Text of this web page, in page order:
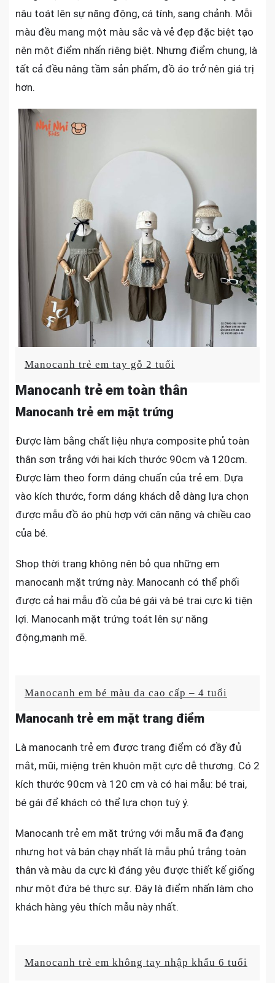
nâu toát lên sự năng động, cá tính, sang chảnh. Mỗi
màu đều mang một màu sắc và vẻ đẹp đặc biệt tạo
nên một điểm nhấn riêng biệt. Nhưng điểm chung, là
tất cả đều nâng tầm sản phẩm, đồ áo trở nên giá trị
hơn.
Manocanh trẻ em tay gỗ 2 tuổi
Manocanh trẻ em toàn thân
Manocanh trẻ em mặt trứng
Được làm bằng chất liệu nhựa composite phủ toàn
thân sơn trắng với hai kích thước 90cm và 120cm.
Được làm theo form dáng chuẩn của trẻ em. Dựa
vào kích thước, form dáng khách dễ dàng lựa chọn
được mẫu đồ áo phù hợp với cân nặng và chiều cao
của bé.
Shop thời trang không nên bỏ qua những em
manocanh mặt trứng này. Manocanh có thể phối
được cả hai mẫu đồ của bé gái và bé trai cực kì tiện
lợi. Manocanh mặt trứng toát lên sự năng
động,mạnh mẽ.
Manocanh em bé màu da cao cấp – 4 tuổi
Manocanh trẻ em mặt trang điểm
Là manocanh trẻ em được trang điểm có đầy đủ
mắt, mũi, miệng trên khuôn mặt cực dễ thương. Có 2
kích thước 90cm và 120 cm và có hai mẫu: bé trai,
bé gái để khách có thể lựa chọn tuỳ ý.
Manocanh trẻ em mặt trứng với mẫu mã đa đạng
nhưng hot và bán chạy nhất là mẫu phủ trắng toàn
thân và màu da cực kì đáng yêu được thiết kế giống
như một đứa bé thực sự. Đây là điểm nhấn làm cho
khách hàng yêu thích mẫu này nhất.
Manocanh trẻ em không tay nhập khẩu 6 tuổi